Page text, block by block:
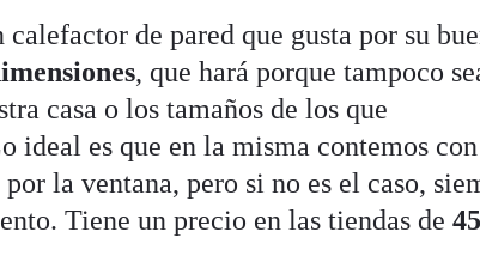
de pared que gusta por su
, que hará porque tampoco
casa o los tamaños de los que
ideal es que en la misma contemos
la ventana, pero si no es el caso,
Tiene un precio en las tiendas de45